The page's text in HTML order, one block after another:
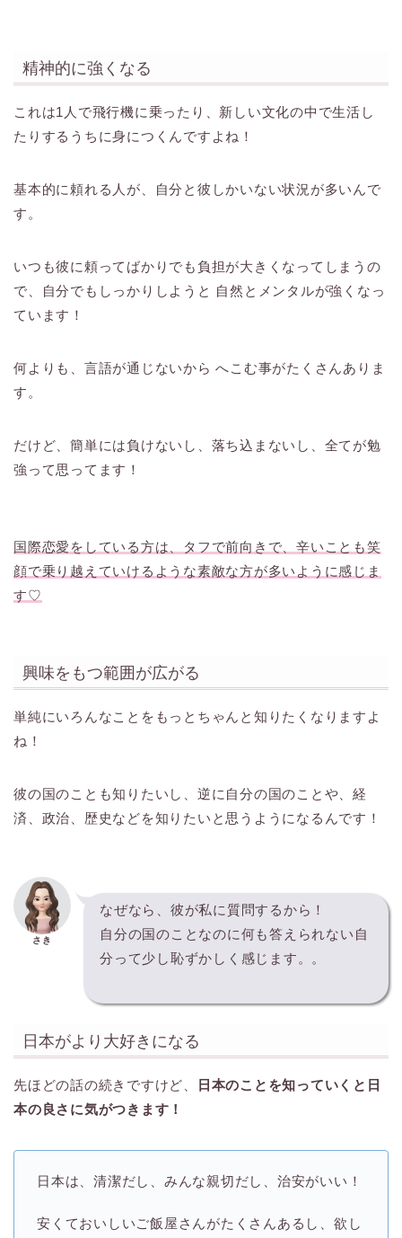
精神的に強くなる
これは1人で飛行機に乗ったり、新しい文化の中で生活し
たりするうちに身につくんですよね！
基本的に頼れる人が、自分と彼しかいない状況が多いんで
す。
いつも彼に頼ってばかりでも負担が大きくなってしまうの
で、自分でもしっかりしようと 自然とメンタルが強くなっ
ています！
何よりも、言語が通じないから へこむ事がたくさんありま
す。
だけど、簡単には負けないし、落ち込まないし、全てが勉
強って思ってます！
国際恋愛をしている方は、タフで前向きで、辛いことも笑
顔で乗り越えていけるような素敵な方が多いように感じま
す♡
興味をもつ範囲が広がる
単純にいろんなことをもっとちゃんと知りたくなりますよ
ね！
彼の国のことも知りたいし、逆に自分の国のことや、経
済、政治、歴史などを知りたいと思うようになるんです！
さき
なぜなら、彼が私に質問するから！
自分の国のことなのに何も答えられない自
分って少し恥ずかしく感じます。。
日本がより大好きになる
先ほどの話の続きですけど、
日本のことを知っていくと日
本の良さに気がつきます！
日本は、清潔だし、みんな親切だし、治安がいい！
安くておいしいご飯屋さんがたくさんあるし、欲し